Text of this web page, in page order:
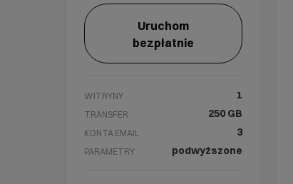
Uruchom
bezpłatnie
WITRYNY 1
TRANSFER 250 GB
KONTA EMAIL 3
PARAMETRY podwyższone